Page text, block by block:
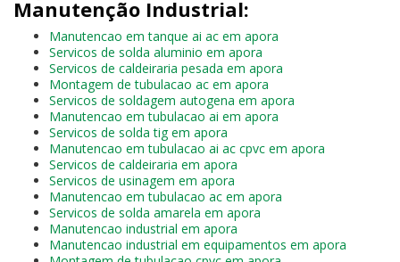
Manutenção Industrial:
Manutencao em tanque ai ac em apora
Servicos de solda aluminio em apora
Servicos de caldeiraria pesada em apora
Montagem de tubulacao ac em apora
Servicos de soldagem autogena em apora
Manutencao em tubulacao ai em apora
Servicos de solda tig em apora
Manutencao em tubulacao ai ac cpvc em apora
Servicos de caldeiraria em apora
Servicos de usinagem em apora
Manutencao em tubulacao ac em apora
Servicos de solda amarela em apora
Manutencao industrial em apora
Manutencao industrial em equipamentos em apora